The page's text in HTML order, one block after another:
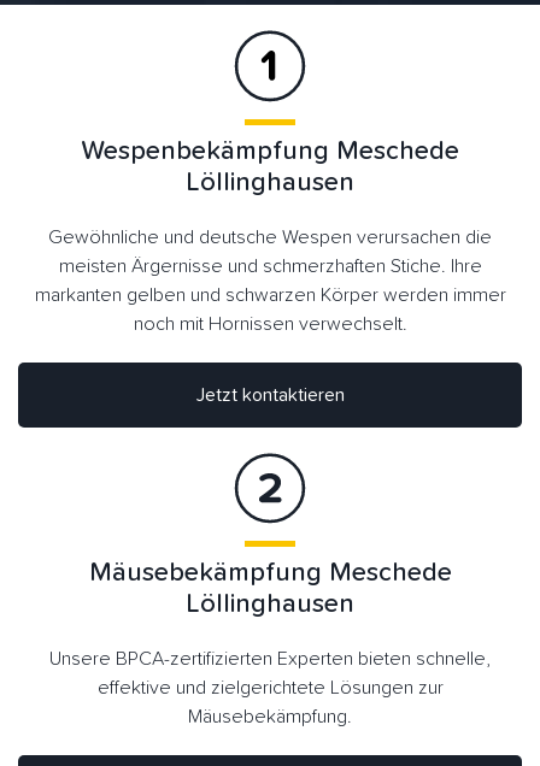
Wespenbekämpfung Meschede
Löllinghausen
Gewöhnliche und deutsche Wespen verursachen die
meisten Ärgernisse und schmerzhaften Stiche. Ihre
markanten gelben und schwarzen Körper werden immer
noch mit Hornissen verwechselt.
Jetzt kontaktieren
Mäusebekämpfung Meschede
Löllinghausen
Unsere BPCA-zertifizierten Experten bieten schnelle,
effektive und zielgerichtete Lösungen zur
Mäusebekämpfung.